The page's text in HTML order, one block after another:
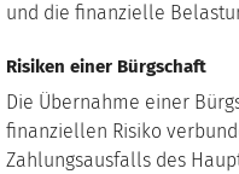
und die finanzielle
Risiken einer Bürgschaft
Die Übernahme einer
finanziellen Risiko
Zahlungsausfalls des